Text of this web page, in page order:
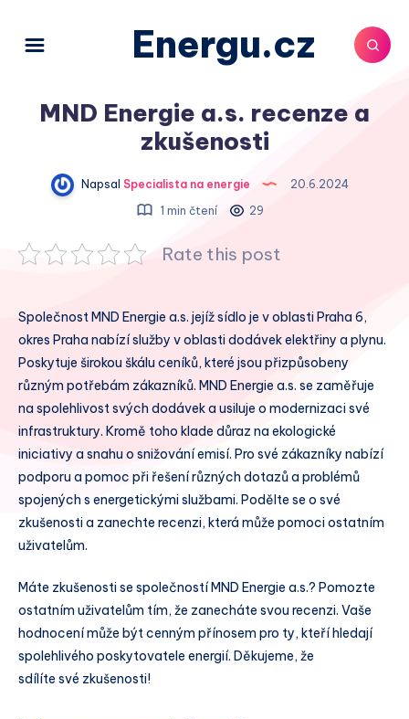
Energu.cz
MND Energie a.s. recenze a
zkušenosti
Napsal Specialista na energie
20.6.2024
1 min čtení
29
Rate this post
Společnost MND Energie a.s. jejíž sídlo je v oblasti Praha 6,
okres Praha nabízí služby v oblasti dodávek elektřiny a plynu.
Poskytuje širokou škálu ceníků, které jsou přizpůsobeny
různým potřebám zákazníků. MND Energie a.s. se zaměřuje
na spolehlivost svých dodávek a usiluje o modernizaci své
infrastruktury. Kromě toho klade důraz na ekologické
iniciativy a snahu o snižování emisí. Pro své zákazníky nabízí
podporu a pomoc při řešení různých dotazů a problémů
spojených s energetickými službami. Podělte se o své
zkušenosti a zanechte recenzi, která může pomoci ostatním
uživatelům.
Máte zkušenosti se společností MND Energie a.s.? Pomozte
ostatním uživatelům tím, že zanecháte svou recenzi. Vaše
hodnocení může být cenným přínosem pro ty, kteří hledají
spolehlivého poskytovatele energií. Děkujeme, že
sdílíte své zkušenosti!